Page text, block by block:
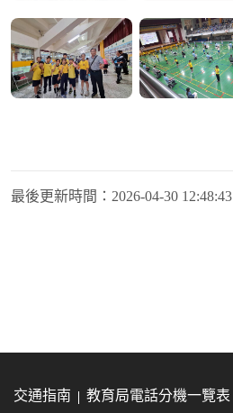
最後更新時間： 2026-04-30 12:48:43
交通指南 教育局電話分機一覽表